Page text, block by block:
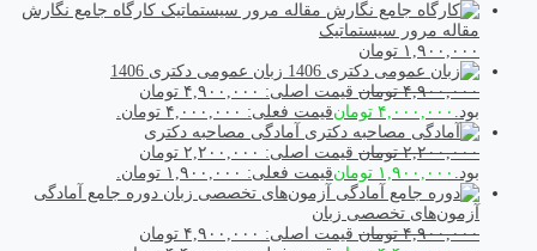
کارگاه جامع نگارش
مقاله مرور سیستماتیک
۱,۹۰۰,۰۰۰ تومان
زبان عمومی دکتری 1406
۴,۹۰۰,۰۰۰ تومان
قیمت اصلی: ۴,۹۰۰,۰۰۰ تومان
بود. ۴,۰۰۰,۰۰۰ تومانقیمت فعلی: ۴,۰۰۰,۰۰۰ تومان.
آمادگی مصاحبه دکتری
۲,۲۰۰,۰۰۰ تومان
قیمت اصلی: ۲,۲۰۰,۰۰۰ تومان
بود. ۱,۹۰۰,۰۰۰ تومانقیمت فعلی: ۱,۹۰۰,۰۰۰ تومان.
دوره جامع آمادگی
آزمون‌های تخصصی زبان
۴,۹۰۰,۰۰۰ تومان
قیمت اصلی: ۴,۹۰۰,۰۰۰ تومان